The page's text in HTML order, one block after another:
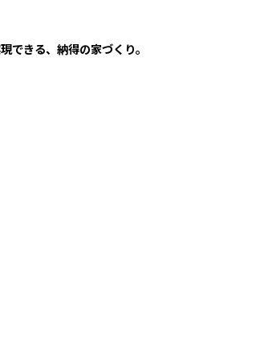
できる、納得の家づくり。